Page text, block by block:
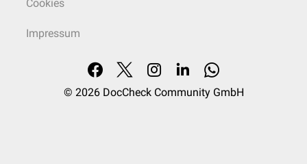
Cookies
Impressum
© 2026 DocCheck Community GmbH